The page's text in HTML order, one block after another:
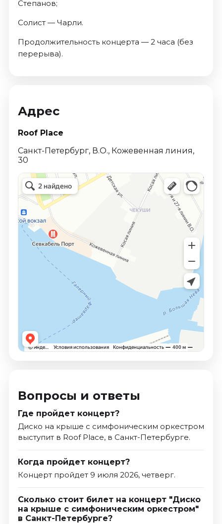
Степанов;
Солист — Чарли.
Продолжительность концерта — 2 часа (без
перерыва).
Адрес
Roof Place
Санкт-Петербург, В.О., Кожевенная линия,
30
Вопросы и ответы
Где пройдет концерт?
Диско на крыше с симфоническим оркестром
выступит в Roof Place, в Санкт-Петербурге.
Когда пройдет концерт?
Концерт пройдет 9 июля 2026, четверг.
Сколько стоит билет на концерт "Диско
на крыше с симфоническим оркестром"
в Санкт-Петербурге?